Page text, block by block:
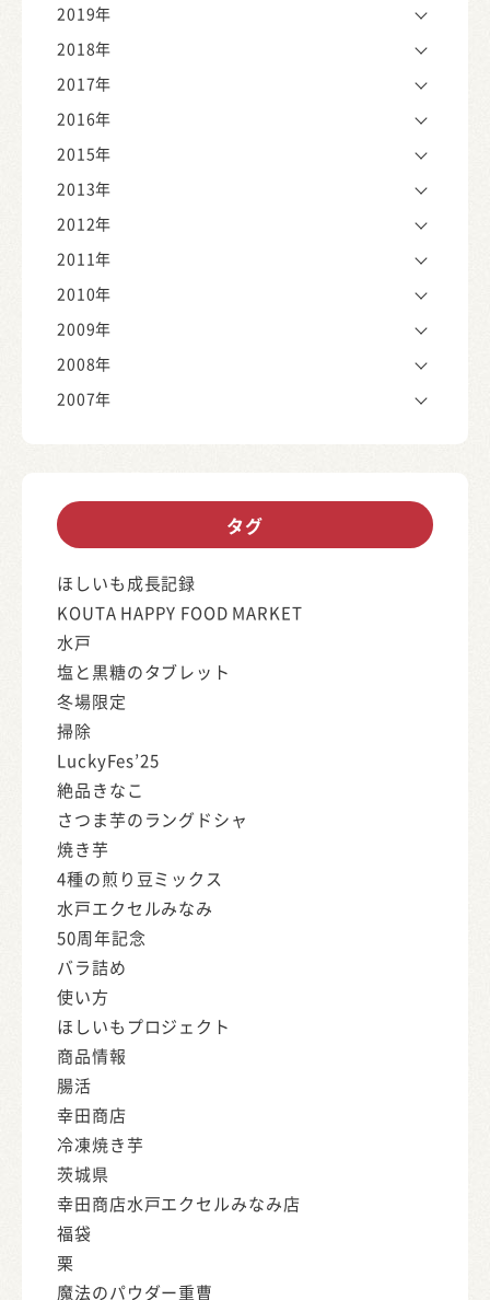
2019年
2018年
2017年
2016年
2015年
2013年
2012年
2011年
2010年
2009年
2008年
2007年
タグ
ほしいも成長記録
KOUTA HAPPY FOOD MARKET
水戸
塩と黒糖のタブレット
冬場限定
掃除
LuckyFes’25
絶品きなこ
さつま芋のラングドシャ
焼き芋
4種の煎り豆ミックス
水戸エクセルみなみ
50周年記念
バラ詰め
使い方
ほしいもプロジェクト
商品情報
腸活
幸田商店
冷凍焼き芋
茨城県
幸田商店水戸エクセルみなみ店
福袋
栗
魔法のパウダー重曹